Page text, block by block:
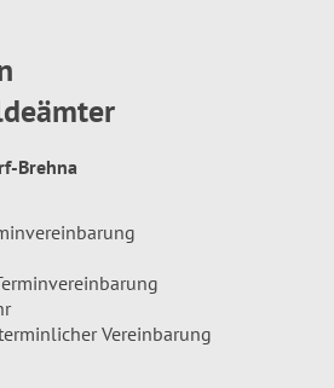
Brehna
Vereinbarung